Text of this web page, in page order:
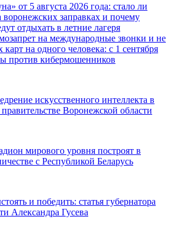
от 5 августа 2026 года: стало ли
заправках и почему
отдыхать в летние лагеря
на международные звонки и не
карт на одного человека: с 1 сентября
против кибермошенников
искусственного интеллекта в
Воронежской области
мирового уровня построят в
с Республикой Беларусь
и победить: статья губернатора
Александра Гусева